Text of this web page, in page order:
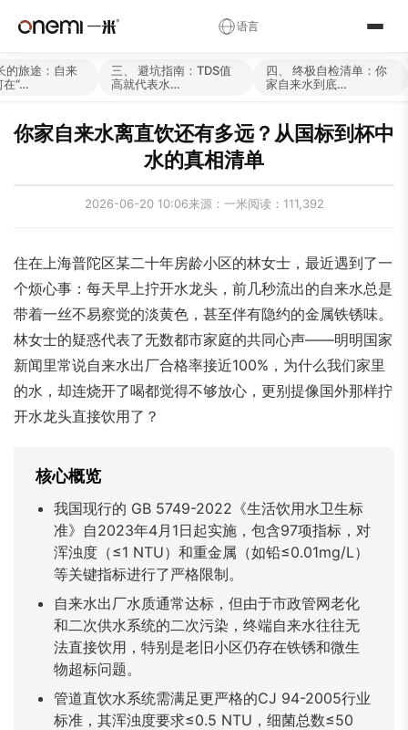
✕
简体中文 ✓ English Русский
Français Português Italiano
Polski
Čeština Magyar
Türkçe עברית हिन्दी
اردو বাংলা 日本語
한국어 Tiếng Việt ไทย
Bahasa Indonesia Bahasa Melayu
Kiswahili Hausa አማርኛ
语言
的旅途：自来
在“…
三、 避坑指南：TDS值
高就代表水…
四、 终极自检清单：你
家自来水到底…
你家自来水离直饮还有多远？从国标到杯中
水的真相清单
2026-06-20 10:06来源：一米阅读：111,392
住在上海普陀区某二十年房龄小区的林女士，最近遇到了一
个烦心事：每天早上拧开水龙头，前几秒流出的自来水总是
带着一丝不易察觉的淡黄色，甚至伴有隐约的金属铁锈味。
林女士的疑惑代表了无数都市家庭的共同心声——明明国家
新闻里常说自来水出厂合格率接近100%，为什么我们家里
的水，却连烧开了喝都觉得不够放心，更别提像国外那样拧
开水龙头直接饮用了？
核心概览
我国现行的 GB 5749-2022《生活饮用水卫生标
准》自2023年4月1日起实施，包含97项指标，对
浑浊度（≤1 NTU）和重金属（如铅≤0.01mg/L）
等关键指标进行了严格限制。
自来水出厂水质通常达标，但由于市政管网老化
和二次供水系统的二次污染，终端自来水往往无
法直接饮用，特别是老旧小区仍存在铁锈和微生
物超标问题。
管道直饮水系统需满足更严格的CJ 94-2005行业
标准，其浑浊度要求≤0.5 NTU，细菌总数≤50